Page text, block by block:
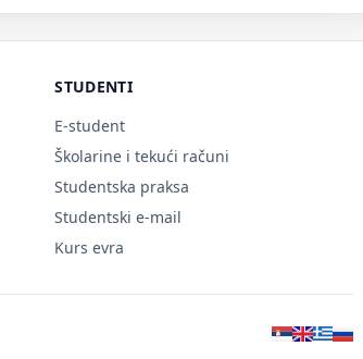
STUDENTI
E-student
Školarine i tekući računi
Studentska praksa
Studentski e-mail
Kurs evra